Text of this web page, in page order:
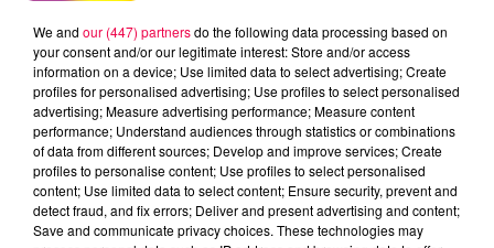
We and our (447) partnersdo the following data processing based on
your consent and/or our legitimate interest: Store and/or access
information on a device; Use limited data to select advertising; Create
profiles for personalised advertising; Use profiles to select personalised
advertising; Measure advertising performance; Measure content
performance; Understand audiences through statistics or combinations
of data from different sources; Develop and improve services; Create
profiles to personalise content; Use profiles to select personalised
content; Use limited data to select content; Ensure security, prevent and
detect fraud, and fix errors; Deliver and present advertising and content;
Save and communicate privacy choices. These technologies may